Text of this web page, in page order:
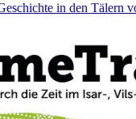
in den Tälern